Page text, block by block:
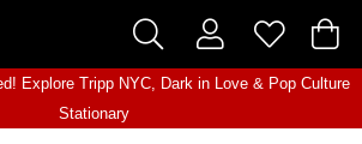
Explore Tripp NYC, Dark in Love& Pop Culture
Stationary